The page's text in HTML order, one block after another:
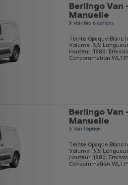
Berlingo Van
Manuelle
Voir les 6 options
Teinte Opaque Blanc
Volume :3,3;
Hauteur :1880;
Consommation
Berlingo Van
Manuelle
Voir l'option
Teinte Opaque Blanc
Volume :3,3;
Hauteur :1880;
Consommation